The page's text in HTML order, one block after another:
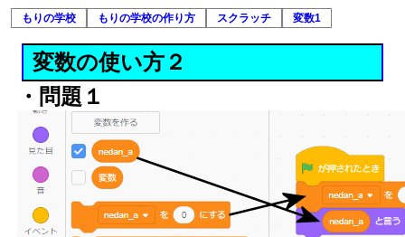
もりの学校 もりの学校の作り方 スクラッチ 変数1
変数の使い方２
・問題１